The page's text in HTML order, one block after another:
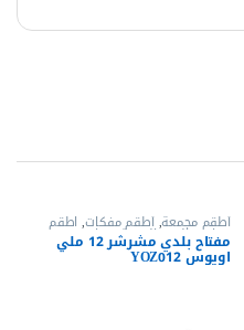
أطقم مجمعة,أطقم مفكات, اطقم
مفاتيح,العدد اليدوية,مفاتيح عدة,
مفاتيح عدة بلدي,مفاتيح عدة مشرشر
مفتاح بلدي مشرشر 12 ملي
اويوس YOZ012